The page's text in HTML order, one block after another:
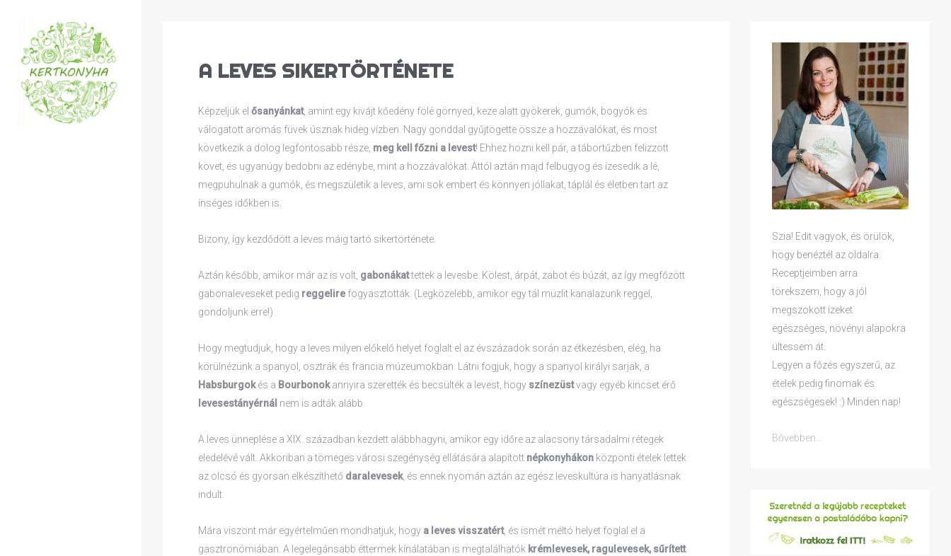
A LEVES SIKERTÖRTÉNETE
Képzeljük el ősanyánkat, amint egy kivájt kőedény fölé görnyed, keze alatt gyökerek, gumók, bogyók és
válogatott aromás füvek úsznak hideg vízben. Nagy gonddal gyűjtögette össze a hozzávalókat, és most
következik a dolog legfontosabb része, meg kell főzni a levest! Ehhez hozni kell pár, a tábortűzben felizzott
követ, és ugyanúgy bedobni az edénybe, mint a hozzávalókat. Attól aztán majd felbugyog és ízesedik a lé,
megpuhulnak a gumók, és megszületik a leves, ami sok embert és könnyen jóllakat, táplál és életben tart az
ínséges időkben is.
Bizony, így kezdődött a leves máig tartó sikertörténete.
Aztán később, amikor már az is volt, gabonákattettek a levesbe. Kölest, árpát, zabot és búzát, az így megfőzött
gabonaleveseket pedig reggelire fogyasztották. (Legközelebb, amikor egy tál müzlit kanalazunk reggel,
gondoljunk erre!)
Hogy megtudjuk, hogy a leves milyen előkelő helyet foglalt el az évszázadok során az étkezésben, elég, ha
körülnézünk a spanyol, osztrák és francia múzeumokban. Látni fogjuk, hogy a spanyol királyi sarjak, a
Habsburgokés a Bourbonokannyira szerették és becsülték a levest, hogy színezüstvagy egyéb kincset érő
levesestányérnál nem is adták alább.
A leves ünneplése a XIX. században kezdett alábbhagyni, amikor egy időre az alacsony társadalmi rétegek
eledelévé vált. Akkoriban a tömeges városi szegénység ellátására alapított népkonyhákon központi ételek lettek
az olcsó és gyorsan elkészíthető daralevesek, és ennek nyomán aztán az egész leveskultúra is hanyatlásnak
indult.
Mára viszont már egyértelműen mondhatjuk, hogy a leves visszatért, és ismét méltó helyet foglal el a
gasztronómiában. A legelegánsabb éttermek kínálatában is megtalálhatók krémlevesek, ragulevesek, sűrített
Szia! Edit vagyok, és örülök,
hogy benéztél az oldalra.
Receptjeimben arra
törekszem, hogy a jól
megszokott ízeket
egészséges, növényi alapokra
ültessem át.
Legyen a főzés egyszerű, az
ételek pedig finomak és
egészségesek! :) Minden nap!
Bővebben...